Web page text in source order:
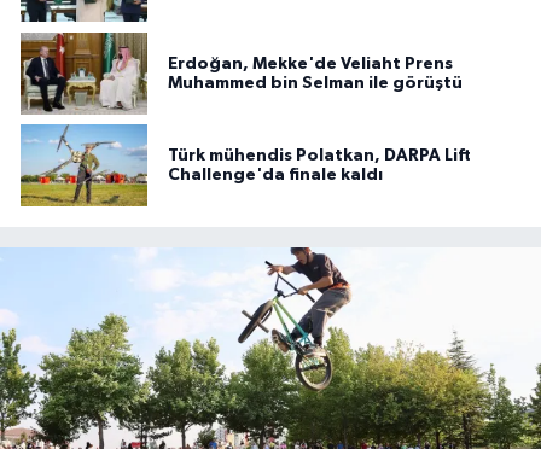
Erdoğan, Mekke'de Veliaht Prens
Muhammed bin Selman ile görüştü
Türk mühendis Polatkan, DARPA Lift
Challenge'da finale kaldı